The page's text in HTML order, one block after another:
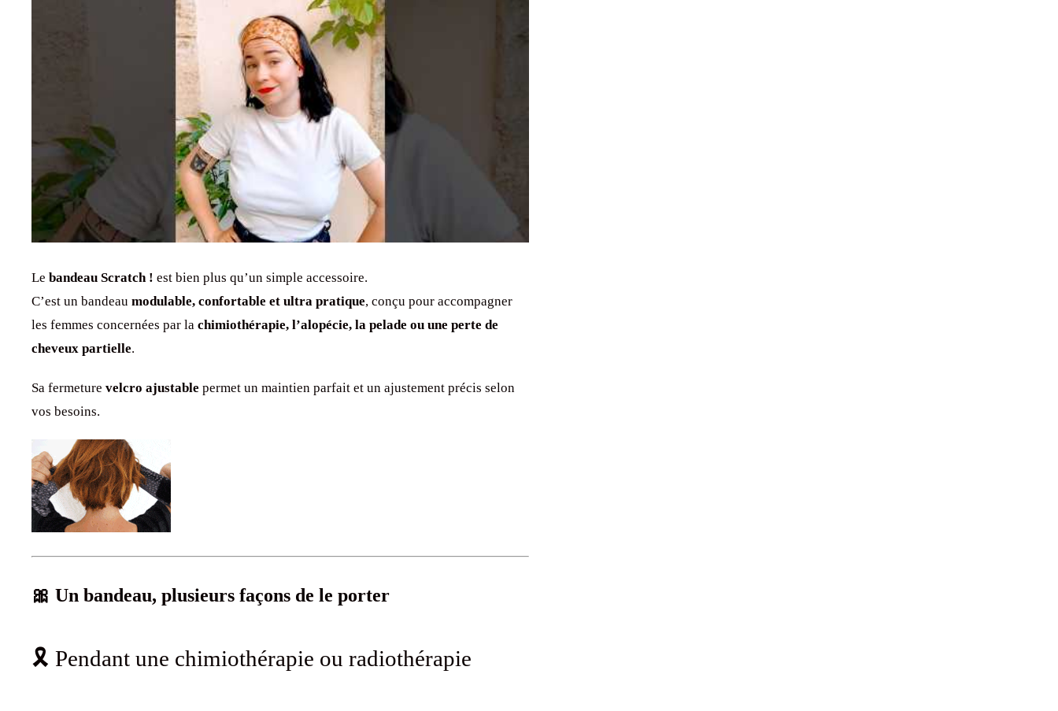
Le bandeau Scratch ! est bien plus qu’un simple accessoire.
C’est un bandeau modulable, confortable et ultra pratique, conçu pour accompagner
les femmes concernées par la chimiothérapie, l’alopécie, la pelade ou une perte de
cheveux partielle.
Sa fermeture velcro ajustable permet un maintien parfait et un ajustement précis selon
vos besoins.
🎀 Un bandeau, plusieurs façons de le porter
🎗️ Pendant une chimiothérapie ou radiothérapie